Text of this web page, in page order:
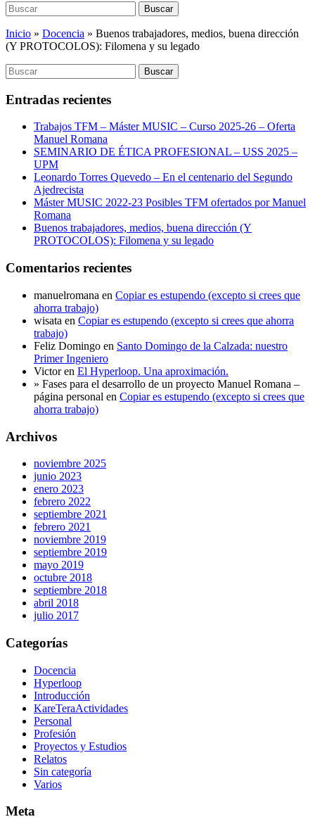
Buscar:
Buscar
Inicio » Docencia » Buenos trabajadores, medios, buena dirección
(Y PROTOCOLOS): Filomena y su legado
Buscar:
Buscar
Entradas recientes
Trabajos TFM – Máster MUSIC – Curso 2025-26 – Oferta
Manuel Romana
SEMINARIO DE ÉTICA PROFESIONAL – USS 2025 –
UPM
Leonardo Torres Quevedo – En el centenario del Segundo
Ajedrecista
Máster MUSIC 2022-23 Posibles TFM ofertados por Manuel
Romana
Buenos trabajadores, medios, buena dirección (Y
PROTOCOLOS): Filomena y su legado
Comentarios recientes
manuelromana en Copiar es estupendo (excepto si crees que
ahorra trabajo)
wisata en Copiar es estupendo (excepto si crees que ahorra
trabajo)
Feliz Domingo en Santo Domingo de la Calzada: nuestro
Primer Ingeniero
Victoren El Hyperloop. Una aproximación.
» Fases para el desarrollo de un proyecto Manuel Romana –
página personal en Copiar es estupendo (excepto si crees que
ahorra trabajo)
Archivos
noviembre 2025
junio 2023
enero 2023
febrero 2022
septiembre 2021
febrero 2021
noviembre 2019
septiembre 2019
mayo 2019
octubre 2018
septiembre 2018
abril 2018
julio 2017
Categorías
Docencia
Hyperloop
Introducción
KareTeraActividades
Personal
Profesión
Proyectos y Estudios
Relatos
Sin categoría
Varios
Meta